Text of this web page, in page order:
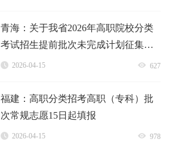
青海：关于我省2026年高职院校分类
考试招生提前批次未完成计划征集志
愿的公告
2026-04-15 627
福建：高职分类招考高职（专科）批
次常规志愿15日起填报
2026-04-15 978